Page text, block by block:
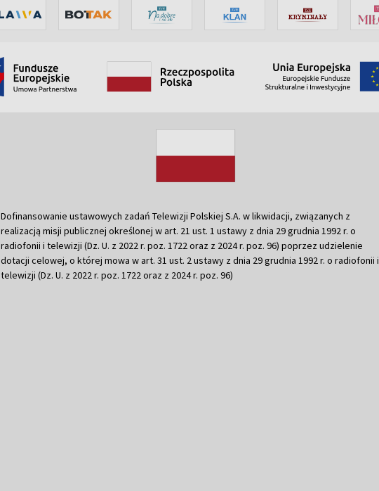
Dofinansowanie ustawowych zadań Telewizji Polskiej S.A. w likwidacji, związanych z
realizacją misji publicznej określonej w art. 21 ust. 1 ustawy z dnia 29 grudnia 1992 r. o
radiofonii i telewizji (Dz. U. z 2022 r. poz. 1722 oraz z 2024 r. poz. 96) poprzez udzielenie
dotacji celowej, o której mowa w art. 31 ust. 2 ustawy z dnia 29 grudnia 1992 r. o radiofonii i
telewizji (Dz. U. z 2022 r. poz. 1722 oraz z 2024 r. poz. 96)